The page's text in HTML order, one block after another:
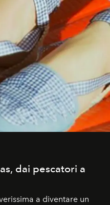
dai pescatori a
a diventare un